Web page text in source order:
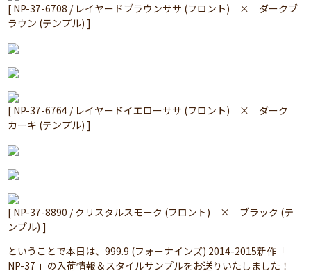
[ NP-37-6708 / レイヤードブラウンササ (フロント) × ダークブ
ラウン (テンプル) ]
[ NP-37-6764 / レイヤードイエローササ (フロント) × ダーク
カーキ (テンプル) ]
[ NP-37-8890 / クリスタルスモーク (フロント) × ブラック (テ
ンプル) ]
ということで本日は、999.9 (フォーナインズ) 2014-2015新作「
NP-37 」の入荷情報＆スタイルサンプルをお送りいたしました！